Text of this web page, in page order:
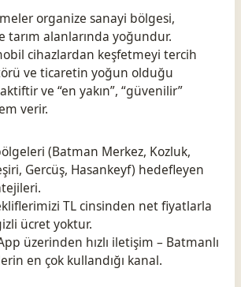
organize sanayi bölgesi,
tarım alanlarında yoğundur.
cihazlardan keşfetmeyi tercih
ve ticaretin yoğun olduğu
ve “en yakın”, “güvenilir”
verir.
(Batman Merkez, Kozluk,
Gercüş, Hasankeyf) hedefleyen
TL cinsinden net fiyatlarla
ücret yoktur.
üzerinden hızlı iletişim – Batmanlı
en çok kullandığı kanal.